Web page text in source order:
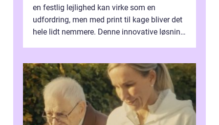
en festlig lejlighed kan virke som en
udfordring, men med print til kage bliver det
hele lidt nemmere. Denne innovative løsning